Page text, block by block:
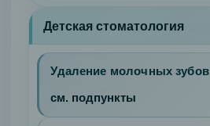
Детская стоматология
Удаление молочных зубов
см. подпункты